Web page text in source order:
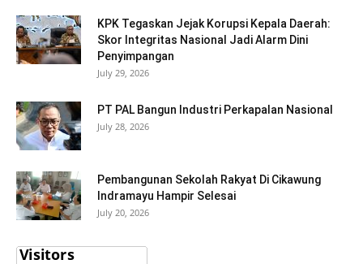
KPK Tegaskan Jejak Korupsi Kepala Daerah:
Skor Integritas Nasional Jadi Alarm Dini
Penyimpangan
July 29, 2026
PT PAL Bangun Industri Perkapalan Nasional
July 28, 2026
Pembangunan Sekolah Rakyat Di Cikawung
Indramayu Hampir Selesai
July 20, 2026